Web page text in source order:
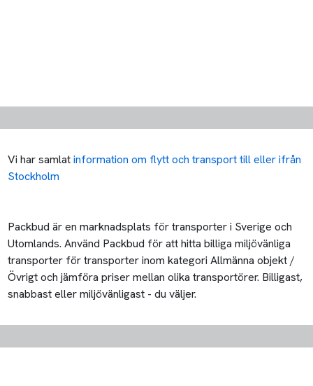
Vi har samlatinformation om flytt och transport till eller ifrån
Stockholm
Packbud är en marknadsplats för transporter i Sverige och
Utomlands. Använd Packbud för att hitta billiga miljövänliga
transporter för transporter inom kategori Allmänna objekt /
Övrigt och jämföra priser mellan olika transportörer. Billigast,
snabbast eller miljövänligast - du väljer.